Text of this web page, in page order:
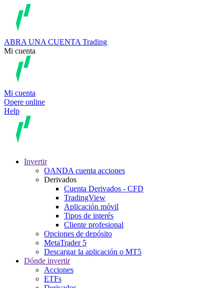
ABRA UNA CUENTA Trading
Mi cuenta
Mi cuenta
Opere online
Help
Invertir
OANDA cuenta acciones
Derivados
Cuenta Derivados - CFD
TradingView
Aplicación móvil
Tipos de interés
Cliente profesional
Opciones de depósito
MetaTrader 5
Descargar la aplicación o MT5
Dónde invertir
Acciones
ETFs